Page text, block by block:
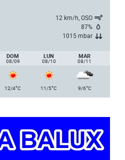
12 km/h, OSO
87%
1015 mbar
DOM
08/09
LUN
08/10
MAR
08/11
12/4°C 11/5°C 9/6°C